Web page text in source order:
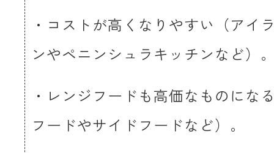
・コストが高くなりやすい（アイ
ンやペニンシュラキッチンなど）
・レンジフードも高価なものにな
フードやサイドフードなど）。